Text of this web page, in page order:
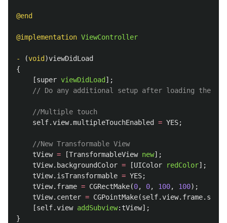
@end
@implementation ViewController
- (void )viewDidLoad
{
[super viewDidLoad ];
// Do any additional setup after loading the
//Multiple touch
self.view.multipleTouchEnabled = YES;
//New Transformable View
tView = [TransformableView new];
tView. backgroundColor = [UIColor redColor];
tView. isTransformable = YES;
tView. frame = CGRectMake(0, 0, 100, 100);
tView. center = CGPointMake(self.view. frame. size
[self.view addSubview: tView];
}